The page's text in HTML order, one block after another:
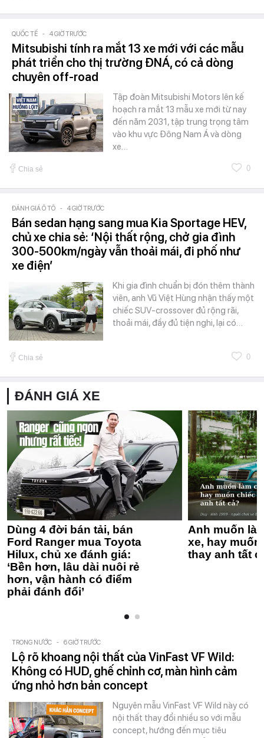
QUỐC TẾ - 4 GIỜ TRƯỚC
Mitsubishi tính ra mắt 13 xe mới với các mẫu
phát triển cho thị trường ĐNÁ, có cả dòng
chuyên off-road
Tập đoàn Mitsubishi Motors lên kế
hoạch ra mắt 13 mẫu xe mới từ nay
đến năm 2031, tập trung trọng tâm
vào khu vực Đông Nam Á và dòng
xe…
Chia sẻ 0
ĐÁNH GIÁ Ô TÔ - 4 GIỜ TRƯỚC
Bán sedan hạng sang mua Kia Sportage HEV,
chủ xe chia sẻ: ‘Nội thất rộng, chở gia đình
300-500km/ngày vẫn thoải mái, đi phố như
xe điện’
Khi gia đình chuẩn bị đón thêm thành
viên, anh Vũ Việt Hùng nhận thấy một
chiếc SUV-crossover đủ rộng rãi,
thoải mái, đầy đủ tiện nghi, lại có…
Chia sẻ 0
ĐÁNH GIÁ XE
Dùng 4 đời bán tải, bán
Ford Ranger mua Toyota
Hilux, chủ xe đánh giá:
‘Bền hơn, lâu dài nuôi rẻ
hơn, vận hành có điểm
phải đánh đổi’
Anh muốn
xe, hay
thay anh tất
TRONG NƯỚC - 6 GIỜ TRƯỚC
Lộ rõ khoang nội thất của VinFast VF Wild:
Không có HUD, ghế chỉnh cơ, màn hình cảm
ứng nhỏ hơn bản concept
Nguyên mẫu VinFast VF Wild này có
nội thất thay đổi nhiều so với mẫu
concept, hướng đến mục tiêu